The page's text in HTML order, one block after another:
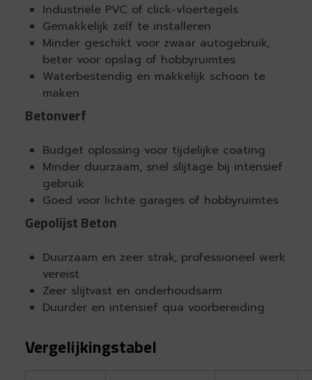
Industriële PVC of click-vloertegels
Gemakkelijk zelf te installeren
Minder geschikt voor zwaar autogebruik,
beter voor opslag of hobbyruimtes
Waterbestendig en makkelijk schoon te
maken
Betonverf
Budget oplossing voor tijdelijke coating
Minder duurzaam, snel slijtage bij intensief
gebruik
Goed voor lichte garages of hobbyruimtes
Gepolijst Beton
Duurzaam en zeer strak, professioneel werk
vereist
Zeer slijtvast en onderhoudsarm
Duurder en intensief qua voorbereiding
Vergelijkingstabel